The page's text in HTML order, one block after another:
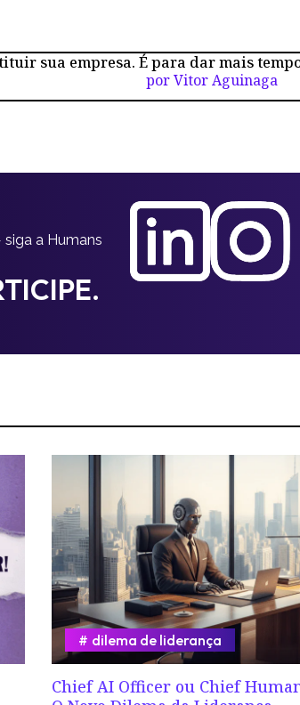
sua empresa. É para dar mais
por Vitor Aguinaga
a Humans
Chief AI Officer ou Chief
dilema de liderança